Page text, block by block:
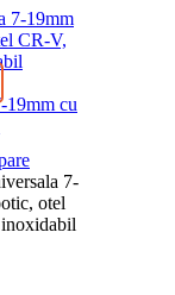
19mm cu
7-
otel